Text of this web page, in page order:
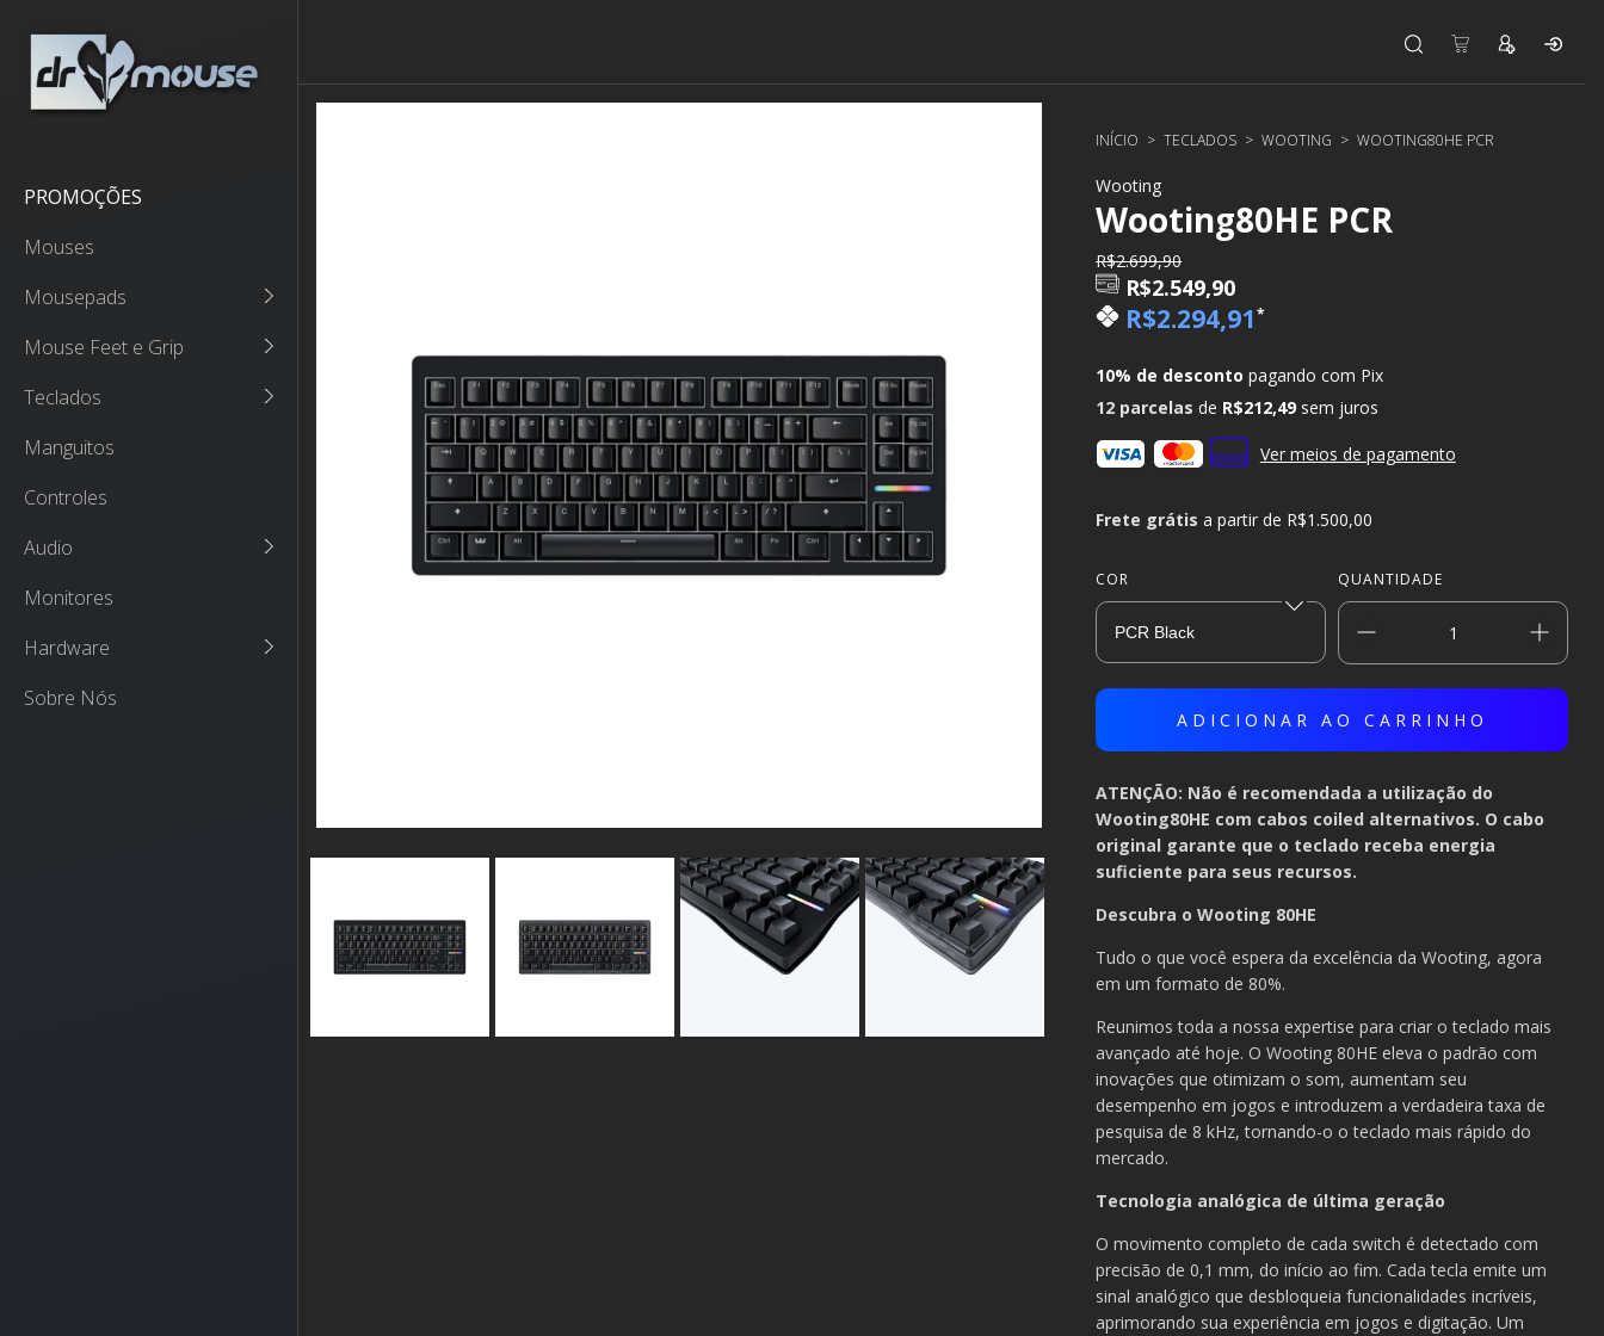
PROMOÇÕES
Mouses
Mousepads
Mouse Feet e Grip
Teclados
Manguitos
Controles
Audio
Monitores
Hardware
Sobre Nós
INÍCIO > TECLADOS > WOOTING > WOOTING80HE PCR
Wooting
Wooting80HE PCR
R$2.699,90
R$2.549,90
R$2.294,91*
10% de desconto pagando com Pix
12 parcelasde R$212,49 sem juros
Ver meios de pagamento
Frete grátis a partir de R$1.500,00
COR QUANTIDADE
ATENÇÃO: Não é recomendada a utilização do
Wooting80HE com cabos coiled alternativos. O cabo
original garante que o teclado receba energia
suficiente para seus recursos.
Descubra o Wooting 80HE
Tudo o que você espera da excelência da Wooting, agora
em um formato de 80%.
Reunimos toda a nossa expertise para criar o teclado mais
avançado até hoje. O Wooting 80HE eleva o padrão com
inovações que otimizam o som, aumentam seu
desempenho em jogos e introduzem a verdadeira taxa de
pesquisa de 8 kHz, tornando-o o teclado mais rápido do
mercado.
Tecnologia analógica de última geração
O movimento completo de cada switch é detectado com
precisão de 0,1 mm, do início ao fim. Cada tecla emite um
sinal analógico que desbloqueia funcionalidades incríveis,
aprimorando sua experiência em jogos e digitação. Um